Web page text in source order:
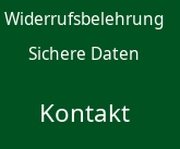
Widerrufsbelehrung
Sichere Daten
Kontakt